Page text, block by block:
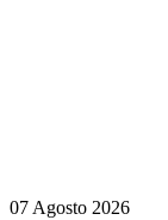
07 Agosto 2026